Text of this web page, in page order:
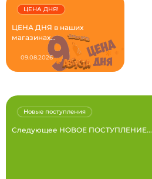
ЦЕНА ДНЯ в наших
магазинах...
ЦЕНА ДНЯ!
09.08.2026
Следующее НОВОЕ ПОСТУПЛЕНИЕ...
Новые поступления